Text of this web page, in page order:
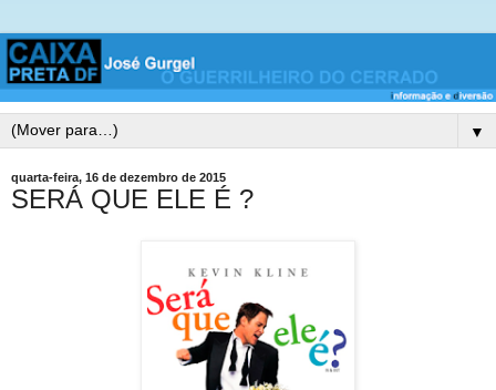
▼
quarta-feira, 16 de dezembro de 2015
SERÁ QUE ELE É ?